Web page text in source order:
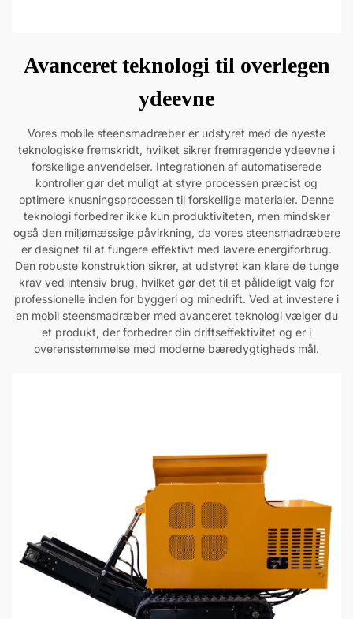
Avanceret teknologi til overlegen
ydeevne
Vores mobile steensmadræber er udstyret med de nyeste
teknologiske fremskridt, hvilket sikrer fremragende ydeevne i
forskellige anvendelser. Integrationen af automatiserede
kontroller gør det muligt at styre processen præcist og
optimere knusningsprocessen til forskellige materialer. Denne
teknologi forbedrer ikke kun produktiviteten, men mindsker
også den miljømæssige påvirkning, da vores steensmadræbere
er designet til at fungere effektivt med lavere energiforbrug.
Den robuste konstruktion sikrer, at udstyret kan klare de tunge
krav ved intensiv brug, hvilket gør det til et pålideligt valg for
professionelle inden for byggeri og minedrift. Ved at investere i
en mobil steensmadræber med avanceret teknologi vælger du
et produkt, der forbedrer din driftseffektivitet og er i
overensstemmelse med moderne bæredygtigheds mål.